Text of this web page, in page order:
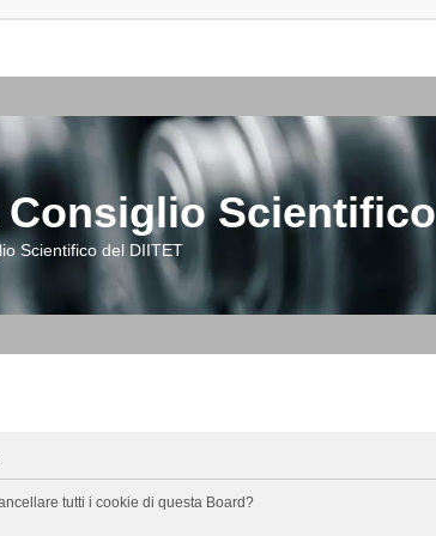
Consiglio Scientifico
Scientifico del DIITET
tutti i cookie di questa Board?